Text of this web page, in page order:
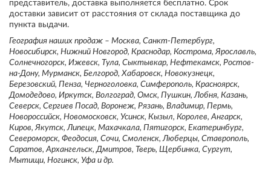
представитель, доставка выполняется бесплатно. Срок
доставки зависит от расстояния от склада поставщика до
пункта выдачи.
География наших продаж – Москва, Санкт-Петербург,
Новосибирск, Нижний Новгород, Краснодар, Кострома, Ярославль,
Солнечногорск, Ижевск, Тула, Сыктывкар, Нефтекамск, Ростов-
на-Дону, Мурманск, Белгород, Хабаровск, Новокузнецк,
Березовский, Пенза, Черноголовка, Симферополь, Красноярск,
Домодедово, Иркутск, Волгоград, Омск, Пушкин, Лобня, Казань,
Северск, Сергиев Посад, Воронеж, Рязань, Владимир, Пермь,
Новороссийск, Новомосковск, Усинск, Кызыл, Королев, Ангарск,
Киров, Якутск, Липецк, Махачкала, Пятигорск, Екатеринбург,
Североморск, Феодосия, Сочи, Смоленск, Люберцы, Ставрополь,
Саратов, Архангельск, Дмитров, Тверь, Щербинка, Сургут,
Мытищи, Ногинск, Уфа и др.